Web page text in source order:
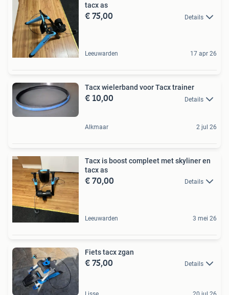
tacx as
€ 75,00 Details
Leeuwarden 17 apr 26
Tacx wielerband voor Tacx trainer
€ 10,00 Details
Alkmaar 2 jul 26
Tacx is boost compleet met skyliner en
tacx as
€ 70,00 Details
Leeuwarden 3 mei 26
Fiets tacx zgan
€ 75,00 Details